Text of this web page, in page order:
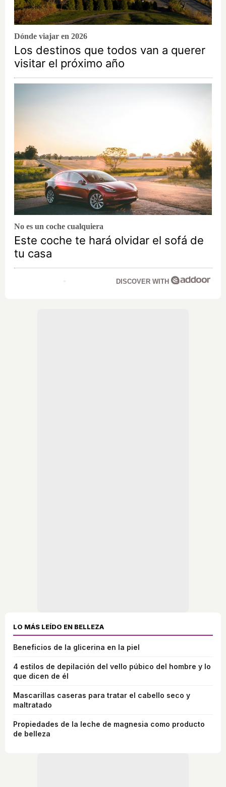
Dónde viajar en 2026
Los destinos que todos van a querer
visitar el próximo año
No es un coche cualquiera
Este coche te hará olvidar el sofá de
tu casa
DISCOVER WITH
LO MÁS LEÍDO EN BELLEZA
Beneficios de la glicerina en la piel
4 estilos de depilación del vello púbico del hombre y lo
que dicen de él
Mascarillas caseras para tratar el cabello seco y
maltratado
Propiedades de la leche de magnesia como producto
de belleza